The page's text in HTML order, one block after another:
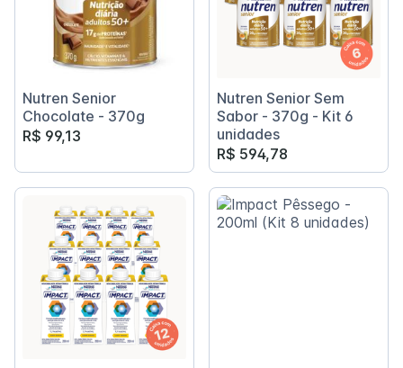
Nutren Senior
Chocolate - 370g
R$ 99,13
Nutren Senior Sem
Sabor - 370g - Kit 6
unidades
R$ 594,78